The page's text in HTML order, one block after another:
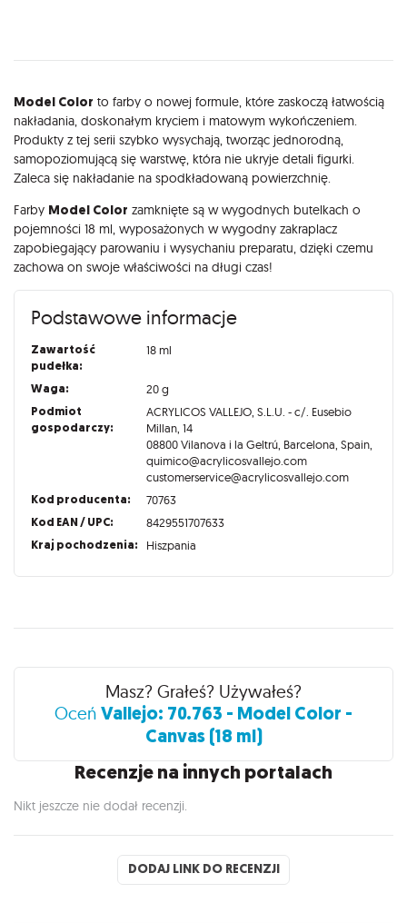
Opis
Model Color to farby o nowej formule, które zaskoczą łatwością
nakładania, doskonałym kryciem i matowym wykończeniem.
Produkty z tej serii szybko wysychają, tworząc jednorodną,
samopoziomującą się warstwę, która nie ukryje detali figurki.
Zaleca się nakładanie na spodkładowaną powierzchnię.
Farby Model Color zamknięte są w wygodnych butelkach o
pojemności 18 ml, wyposażonych w wygodny zakraplacz
zapobiegający parowaniu i wysychaniu preparatu, dzięki czemu
zachowa on swoje właściwości na długi czas!
Podstawowe informacje
Zawartość
pudełka:
18 ml
Waga: 20 g
Podmiot
gospodarczy:
ACRYLICOS VALLEJO, S.L.U. - c/. Eusebio
Millan, 14
08800 Vilanova i la Geltrú, Barcelona, Spain,
quimico@acrylicosvallejo.com
customerservice@acrylicosvallejo.com
Kod producenta: 70763
Kod EAN / UPC: 8429551707633
Kraj pochodzenia: Hiszpania
Recenzje
Masz? Grałeś? Używałeś?
Oceń Vallejo: 70.763 - Model Color -
Canvas (18 ml)
Recenzje na innych portalach
Nikt jeszcze nie dodał recenzji.
DODAJ LINK DO RECENZJI